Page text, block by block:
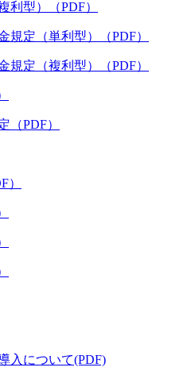
利型）（PDF）
規定（単利型）（PDF）
規定（複利型）（PDF）
（PDF）
）
入について(PDF)